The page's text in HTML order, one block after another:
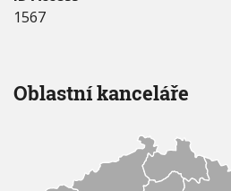
1567
Oblastní kanceláře